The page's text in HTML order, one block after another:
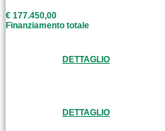
€ 177.450,00
Finanziamento totale
DETTAGLIO
DETTAGLIO